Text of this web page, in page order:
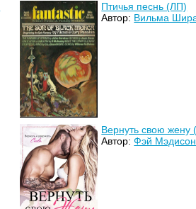
Птичья песнь (ЛП)
Автор: Вильма
Вернуть свою жену
Автор:Фэй Мэдисон